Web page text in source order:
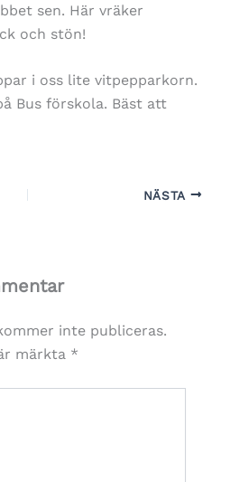
sen. Här vräker
och stön!
i oss lite vitpepparkorn.
Bus förskola. Bäst att
NÄSTA
inte publiceras.
märkta *